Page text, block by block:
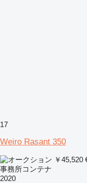
17
Weiro Rasant 350
￥45,520
事務所コンテナ
2020